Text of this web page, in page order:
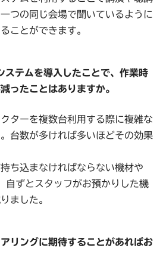
つの同じ会場で聞いているように
ことができます。
テムを導入したことで、作業時
ったことはありますか。
ターを複数台利用する際に複雑な
台数が多ければ多いほどその効果
ち込まなければならない機材や
自ずとスタッフがお預かりした機
ました。
リングに期待することがあればお